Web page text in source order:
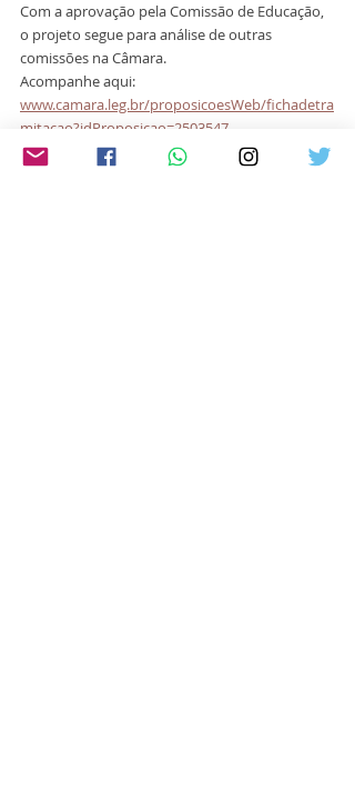
Com a aprovação pela Comissão de Educação,
o projeto segue para análise de outras
comissões na Câmara.
Acompanhe aqui:
www.camara.leg.br/proposicoesWeb/fichadetra
mitacao?idProposicao=2503547